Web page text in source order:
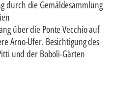
durch die Gemäldesammlung
über die Ponte Vecchio auf
Arno-Ufer. Besichtigung des
und der Boboli-Gärten